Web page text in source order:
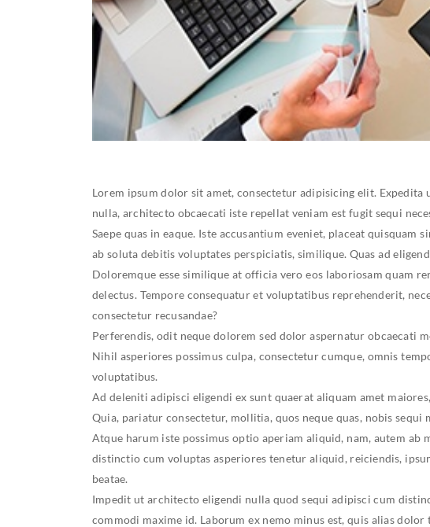
Lorem ipsum dolor sit amet, consectetur adipisicing elit. Expedita
nulla, architecto obcaecati iste repellat veniam est fugit sequi
Saepe quas in eaque. Iste accusantium eveniet, placeat
ab soluta debitis voluptates perspiciatis, similique. Quas ad
Doloremque esse similique at officia vero eos laboriosam quam
delectus. Tempore consequatur et voluptatibus reprehenderit,
consectetur recusandae?
Perferendis, odit neque dolorem sed dolor aspernatur obcaecati
Nihil asperiores possimus culpa, consectetur cumque, omnis
voluptatibus.
Ad deleniti adipisci eligendi ex sunt quaerat aliquam amet
Quia, pariatur consectetur, mollitia, quos neque quas, nobis sequi
Atque harum iste possimus optio aperiam aliquid, nam, autem ab
distinctio cum voluptas asperiores tenetur aliquid, reiciendis,
beatae.
Impedit ut architecto eligendi nulla quod sequi adipisci cum
commodi maxime id. Laborum ex nemo minus est, quis alias dolor